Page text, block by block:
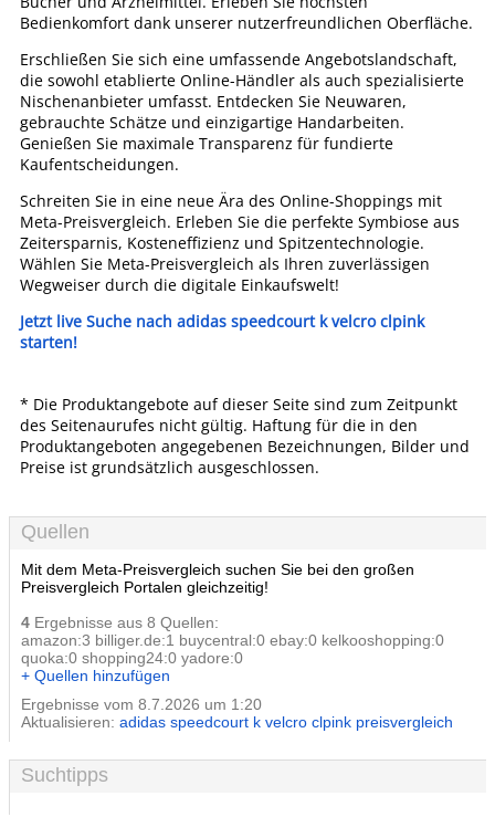
Bedienkomfort dank unserer nutzerfreundlichen Oberfläche.
Erschließen Sie sich eine umfassende Angebotslandschaft,
die sowohl etablierte Online-Händler als auch spezialisierte
Nischenanbieter umfasst. Entdecken Sie Neuwaren,
gebrauchte Schätze und einzigartige Handarbeiten.
Genießen Sie maximale Transparenz für fundierte
Kaufentscheidungen.
Schreiten Sie in eine neue Ära des Online-Shoppings mit
Meta-Preisvergleich. Erleben Sie die perfekte Symbiose aus
Zeitersparnis, Kosteneffizienz und Spitzentechnologie.
Wählen Sie Meta-Preisvergleich als Ihren zuverlässigen
Wegweiser durch die digitale Einkaufswelt!
Jetzt live Suche nach adidas speedcourt k velcro clpink
starten!
* Die Produktangebote auf dieser Seite sind zum Zeitpunkt
des Seitenaurufes nicht gültig. Haftung für die in den
Produktangeboten angegebenen Bezeichnungen, Bilder und
Preise ist grundsätzlich ausgeschlossen.
Quellen
Mit dem Meta-Preisvergleich suchen Sie bei den großen
Preisvergleich Portalen gleichzeitig!
4 Ergebnisse aus 8 Quellen:
amazon:3 billiger.de:1 buycentral:0 ebay:0 kelkooshopping:0
quoka:0 shopping24:0 yadore:0
+ Quellen hinzufügen
Ergebnisse vom 8.7.2026 um 1:20
Aktualisieren: adidas speedcourt k velcro clpink preisvergleich
Suchtipps